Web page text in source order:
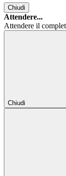
Chiudi
Attendere...
Attendere il
Chiudi